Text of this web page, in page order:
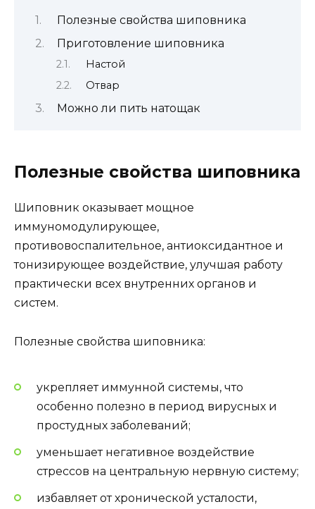
Полезные свойства шиповника
Приготовление шиповника
Настой
Отвар
Можно ли пить натощак
Полезные свойства шиповника
Шиповник оказывает мощное
иммуномодулирующее,
противовоспалительное, антиоксидантное и
тонизирующее воздействие, улучшая работу
практически всех внутренних органов и
систем.
Полезные свойства шиповника:
укрепляет иммунной системы, что
особенно полезно в период вирусных и
простудных заболеваний;
уменьшает негативное воздействие
стрессов на центральную нервную систему;
избавляет от хронической усталости,